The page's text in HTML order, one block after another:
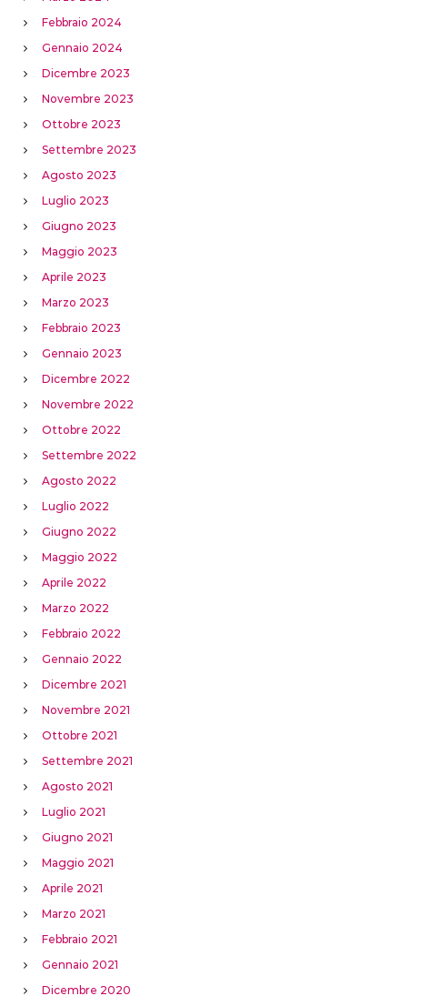
Febbraio 2024
Gennaio 2024
Dicembre 2023
Novembre 2023
Ottobre 2023
Settembre 2023
Agosto 2023
Luglio 2023
Giugno 2023
Maggio 2023
Aprile 2023
Marzo 2023
Febbraio 2023
Gennaio 2023
Dicembre 2022
Novembre 2022
Ottobre 2022
Settembre 2022
Agosto 2022
Luglio 2022
Giugno 2022
Maggio 2022
Aprile 2022
Marzo 2022
Febbraio 2022
Gennaio 2022
Dicembre 2021
Novembre 2021
Ottobre 2021
Settembre 2021
Agosto 2021
Luglio 2021
Giugno 2021
Maggio 2021
Aprile 2021
Marzo 2021
Febbraio 2021
Gennaio 2021
Dicembre 2020